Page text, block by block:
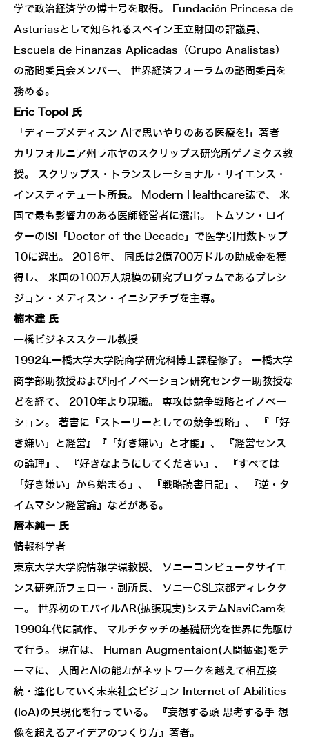
学で政治経済学の博士号を取得。 Fundación Princesa de
Asturiasとして知られるスペイン王立財団の評議員、
Escuela de Finanzas Aplicadas（Grupo Analistas）
の諮問委員会メンバー、 世界経済フォーラムの諮問委員を
務める。
Eric Topol 氏
「ディープメディスン AIで思いやりのある医療を!」著者
カリフォルニア州ラホヤのスクリップス研究所ゲノミクス教
授。 スクリップス・トランスレーショナル・サイエンス・
インスティテュート所長。 Modern Healthcare誌で、 米
国で最も影響力のある医師経営者に選出。 トムソン・ロイ
ターのISI「Doctor of the Decade」で医学引用数トップ
10に選出。 2016年、 同氏は2億700万ドルの助成金を獲
得し、 米国の100万人規模の研究プログラムであるプレシ
ジョン・メディスン・イニシアチブを主導。
楠木建 氏
一橋ビジネススクール教授
1992年一橋大学大学院商学研究科博士課程修了。 一橋大学
商学部助教授および同イノベーション研究センター助教授な
どを経て、 2010年より現職。 専攻は競争戦略とイノベー
ション。 著書に『ストーリーとしての競争戦略』、 『「好
き嫌い」と経営』『「好き嫌い」と才能』、 『経営センス
の論理』、 『好きなようにしてください』、 『すべては
「好き嫌い」から始まる』、 『戦略読書日記』、 『逆・タ
イムマシン経営論』などがある。
暦本純一 氏
情報科学者
東京大学大学院情報学環教授、 ソニーコンピュータサイエ
ンス研究所フェロー・副所長、 ソニーCSL京都ディレクタ
ー。 世界初のモバイルAR(拡張現実)システムNaviCamを
1990年代に試作、 マルチタッチの基礎研究を世界に先駆け
て行う。 現在は、 Human Augmentaion(人間拡張)をテ
ーマに、 人間とAIの能力がネットワークを越えて相互接
続・進化していく未来社会ビジョン Internet of Abilities
(IoA)の具現化を行っている。 『妄想する頭 思考する手 想
像を超えるアイデアのつくり方』著者。